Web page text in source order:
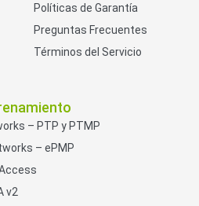
Políticas de Garantía
Preguntas Frecuentes
Términos del Servicio
– PTP y PTMP
– ePMP
v2